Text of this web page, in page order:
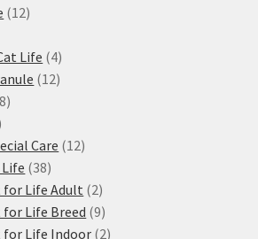
produktů
1212
Life 44
produkty
1212
18
Care 1212
3838
produktů
for Life Adult 22
produkty
Life Breed 99
produktů
for Life Indoor 22